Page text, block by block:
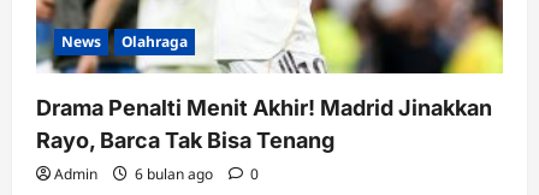
News Olahraga
Drama Penalti Menit Akhir! Madrid Jinakkan
Rayo, Barca Tak Bisa Tenang
Admin 6 bulan ago 0